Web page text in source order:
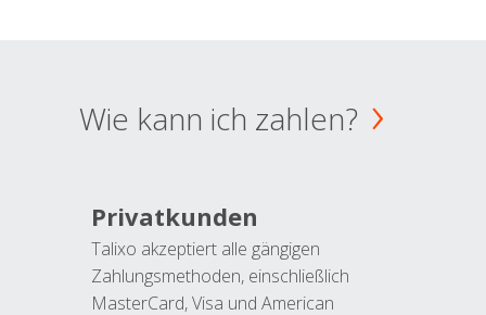
Wie kann ich zahlen?
Privatkunden
Talixo akzeptiert alle gängigen
Zahlungsmethoden, einschließlich
MasterCard, Visa und American